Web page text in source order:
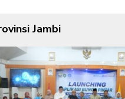
Jambi